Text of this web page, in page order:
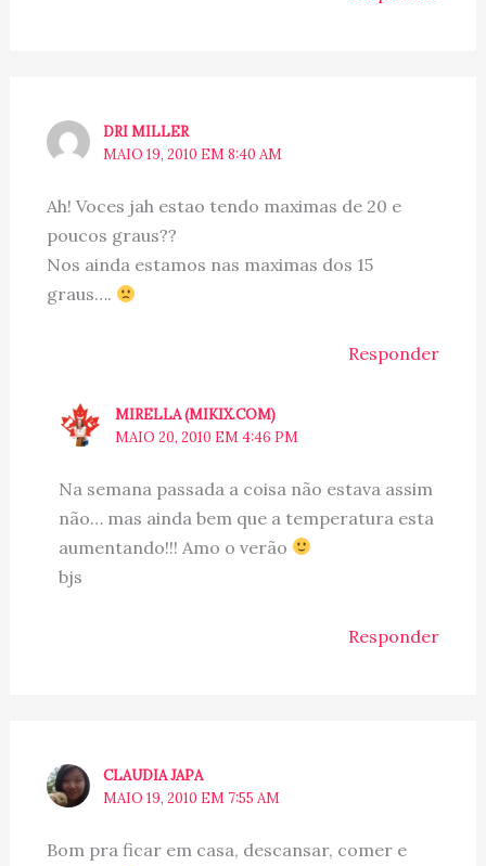
DRI MILLER
MAIO 19, 2010 EM 8:40 AM
Ah! Voces jah estao tendo maximas de 20 e
poucos graus??
Nos ainda estamos nas maximas dos 15
graus….
Responder
MIRELLA (MIKIX.COM)
MAIO 20, 2010 EM 4:46 PM
Na semana passada a coisa não estava assim
não… mas ainda bem que a temperatura esta
aumentando!!! Amo o verão
bjs
Responder
CLAUDIA JAPA
MAIO 19, 2010 EM 7:55 AM
Bom pra ficar em casa, descansar, comer e